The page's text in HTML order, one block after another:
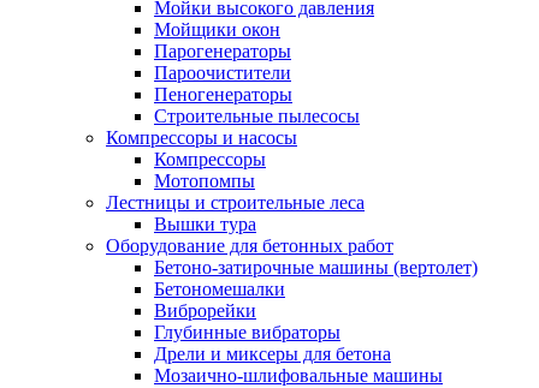
Мойки высокого давления
Мойщики окон
Парогенераторы
Пароочистители
Пеногенераторы
Строительные пылесосы
Компрессоры и насосы
Компрессоры
Мотопомпы
Лестницы и строительные леса
Вышки тура
Оборудование для бетонных работ
Бетоно-затирочные машины (вертолет)
Бетономешалки
Виброрейки
Глубинные вибраторы
Дрели и миксеры для бетона
Мозаично-шлифовальные машины